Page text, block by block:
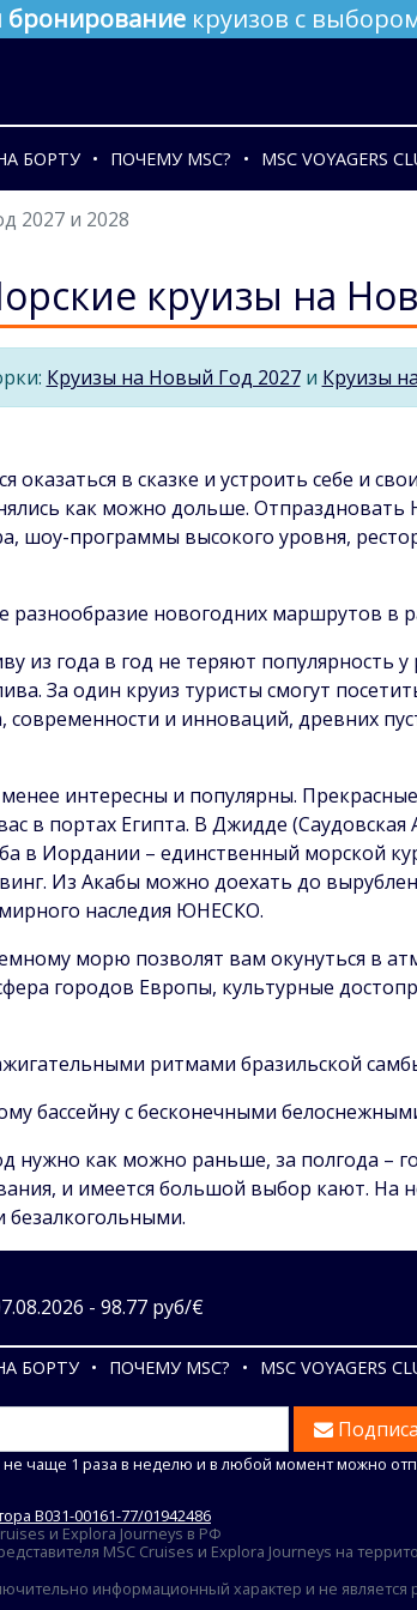
бронирование круизов с
БОРТУ ПОЧЕМУ MSC? MSC VOYAGERS
2027 и 2028
круизы на
Круизы на Новый Год 2027и Круизы
оказаться в сказке и устроить себе и
как можно дольше.
шоу-программы высокого уровня,
разнообразие новогодних маршрутов в
из года в год не теряют популярность
За один круиз туристы смогут
и инноваций, древних
интересны и популярны.
в портах Египта. В Джидде
в Иордании – единственный морской
Из Акабы можно доехать до
наследия ЮНЕСКО.
морю позволят вам окунуться в
городов Европы, культурные
ритмами бразильской
бассейну с бесконечными
как можно раньше, за полгода –
и имеется большой выбор кают. На
- 98.77 руб/€
БОРТУ ПОЧЕМУ MSC? MSC VOYAGERS
чаще 1 раза в неделю и в любой момент можно
В031-00161-77/01942486
и Explora Journeys в РФ
MSC Cruises и Explora Journeys на
информационный характер и не является